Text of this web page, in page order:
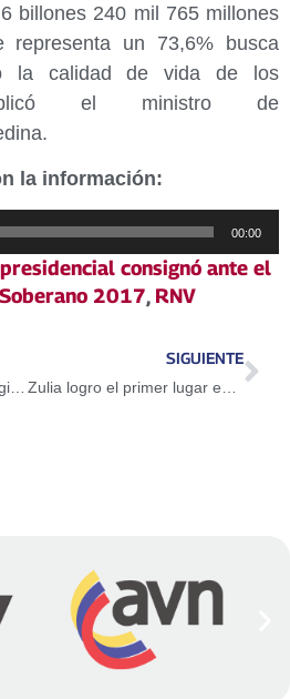
billones 240 mil 765 millones
un 73,6% busca
la calidad de vida de los
el ministro de
la información:
00:00
consignó ante el
2017, RNV
Autoridades deportivas elogiaron voleibol nacional (AUDIO)
SIGUIENTE
Zulia logro el primer lugar en los Juegos Nacionales Indígenas 2016